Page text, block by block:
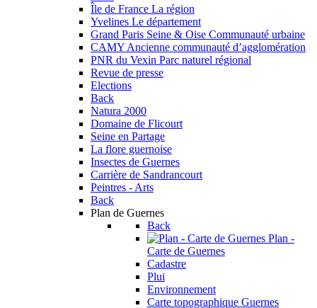
Île de France La région
Yvelines Le département
Grand Paris Seine & Oise Communauté urbaine
CAMY Ancienne communauté d’agglomération
PNR du Vexin Parc naturel régional
Revue de presse
Elections
Back
Natura 2000
Domaine de Flicourt
Seine en Partage
La flore guernoise
Insectes de Guernes
Carrière de Sandrancourt
Peintres - Arts
Back
Plan de Guernes
Back
Plan -
Carte de Guernes
Cadastre
Plui
Environnement
Carte topographique Guernes